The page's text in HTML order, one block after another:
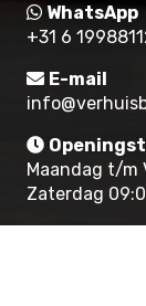
+31 6
E-mail
Maandag t/m
Zaterdag